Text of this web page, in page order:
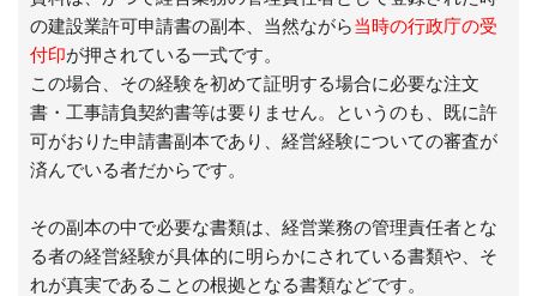
の建設業許可申請書の副本 当然ながら当時の行政庁の受
付印が押されている一式です。
この場合、その経験を初めて証明する場合に必要な注文
書・工事請負契約書等は要りません。というのも、既に許
可がおりた申請書副本であり、経営経験についての審査が
済んでいる者だからです。
その副本の中で必要な書類は、経営業務の管理責任者とな
る者の経営経験が具体的に明らかにされている書類や、そ
れが真実であることの根拠となる書類などです。